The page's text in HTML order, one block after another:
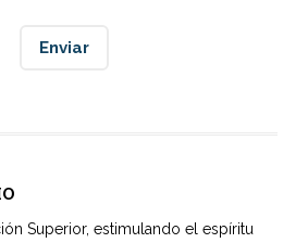
Superior, estimulando el espíritu